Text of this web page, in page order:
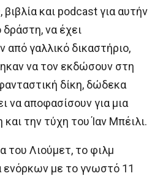
βιβλία και podcast για αυτήν
να έχει
από γαλλικό δικαστήριο,
να τον εκδώσουν στη
δίκη, δώδεκα
να αποφασίσουν για μια
την τύχη του Ίαν Μπέιλι.
του Λιούμετ, το φιλμ
ενόρκων με το γνωστό 11